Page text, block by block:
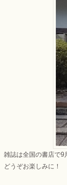
雑誌は全国の書店で9
どうぞお楽しみに！